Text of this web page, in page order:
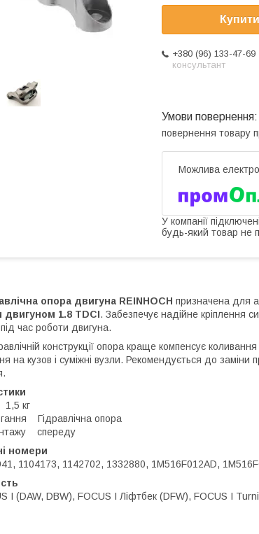
Купити
+380 (96) 133-47-69
консультант
повернення товару
У компанії
будь-який товар не
опора двигуна REINHOCH призначена для
двигуном 1.8 TDCI. Забезпечує надійне кріплення
час роботи двигуна.
конструкції опора краще компенсує
на кузов і суміжні вузли. Рекомендується до заміни
кг
Гідравлічна опора
спереду
номери
1104173, 1142702, 1332880, 1M516F012AD,
I (DAW, DBW), FOCUS I Ліфтбек (DFW), FOCUS I